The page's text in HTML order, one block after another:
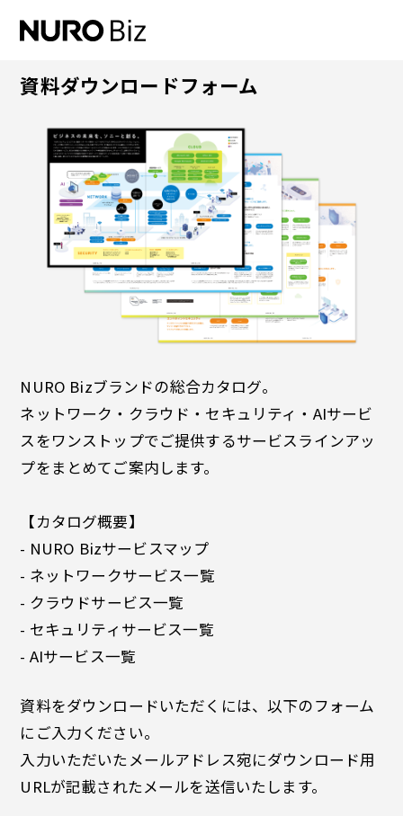
資料ダウンロードフォーム
NURO Bizブランドの総合カタログ。
ネットワーク・クラウド・セキュリティ・AIサービ
スをワンストップでご提供するサービスラインアッ
プをまとめてご案内します。
【カタログ概要】
- NURO Bizサービスマップ
- ネットワークサービス一覧
- クラウドサービス一覧
- セキュリティサービス一覧
- AIサービス一覧
資料をダウンロードいただくには、以下のフォーム
にご入力ください。
入力いただいたメールアドレス宛にダウンロード用
URLが記載されたメールを送信いたします。